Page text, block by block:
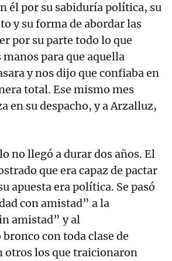
él por su sabiduría política, su
y su forma de abordar las
por su parte todo lo que
para que aquella
y nos dijo que confiaba en
total. Ese mismo mes
en su despacho, y a Arzalluz,
no llegó a durar dos años. El
que era capaz de pactar
apuesta era política. Se pasó
con amistad” a la
amistad” y al
con toda clase de
otros los que traicionaron